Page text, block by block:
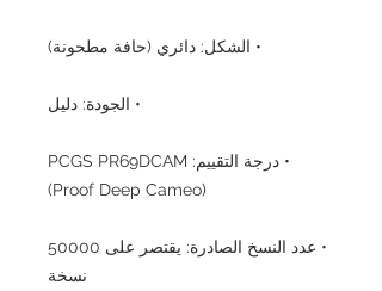
• الشكل: دائري (حافة مطحونة)
• الجودة: دليل
• درجة التقييم: PCGS PR69DCAM
(Proof Deep Cameo)
• عدد النسخ الصادرة: يقتصر على 50000
نسخة